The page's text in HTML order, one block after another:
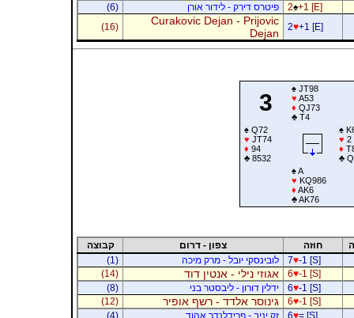
2♠+1 [E] פיטרס דירק - לידור אורן
(6)
2♥+1 [E]
Curakovic Dejan - Prijovic
Dejan
(16)
3
♠JT98
♥ A53
♦ QJ73
♣T4
♠Q72
♥ JT74
♦ 94
♣8532
♠
♥ 2
♦
♣
♠A
♥ KQ986
♦ AK6
♣AK76
חוזה צפון - דרום
קבוצה
7♥-1 [S] לובינסקי יובל - מרק מיכה
(1)
6♥-1 [S] אגוזי נילי - אנטין דוד
(14)
6♥-1 [S] ידלין דורון - ליבסטר בני
(8)
6♥-1 [S] גינוסר אלדד - רשף אופיר
(12)
6♥= [S] זק יניב - פרידלנדר אהוד
(4)